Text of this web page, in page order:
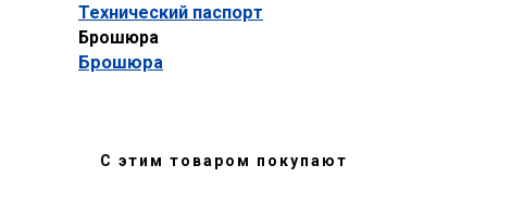
Технический паспорт
Брошюра
Брошюра
С этим товаром покупают